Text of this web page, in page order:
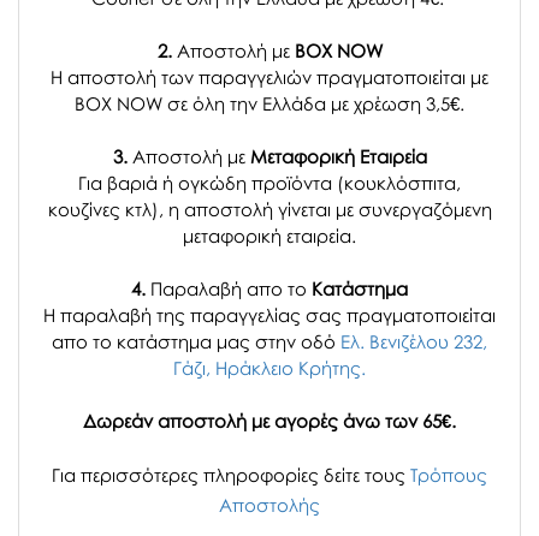
2. Αποστολή μεBOX NOW
Η αποστολή των παραγγελιών πραγματοποιείται με
BOX NOW σε όλη την Ελλάδα με χρέωση 3,5€.
3. Αποστολή μεΜεταφορική Εταιρεία
Για βαριά ή ογκώδη προϊόντα (κουκλόσπιτα,
κουζίνες κτλ), η αποστολή γίνεται με συνεργαζόμενη
μεταφορική εταιρεία.
4. Παραλαβή απο το Κατάστημα
H παραλαβή της παραγγελίας σας πραγματοποιείται
απο το κατάστημα μας στην οδό Ελ. Βενιζέλου 232,
Γάζι, Ηράκλειο Κρήτης.
Δωρεάν αποστολή με αγορές άνω των 65€.
Για περισσότερες πληροφορίες δείτε τους Τρόπους
Αποστολής